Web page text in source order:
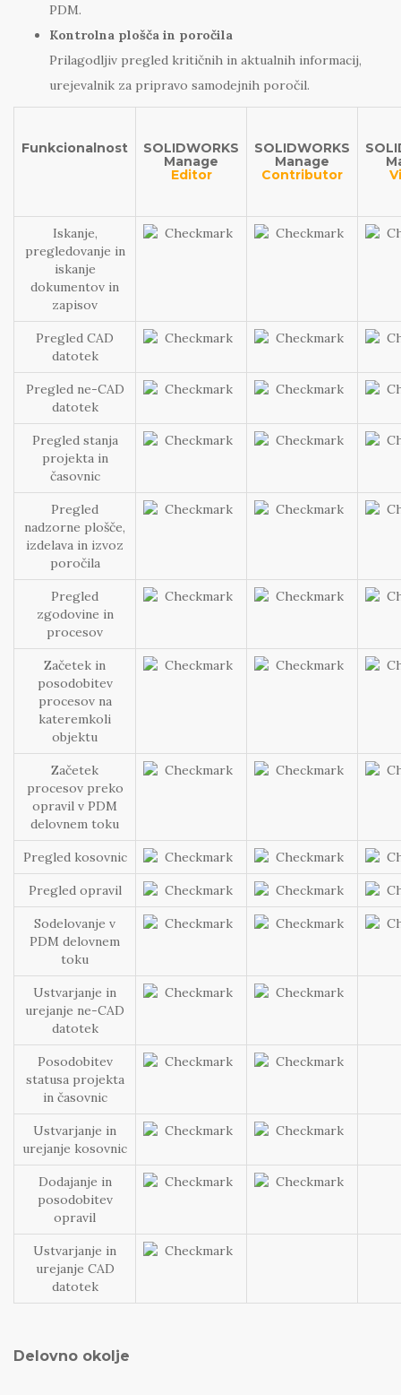
PDM.
Kontrolna plošča in poročila
Prilagodljiv pregled kritičnih in aktualnih informacij,
urejevalnik za pripravo samodejnih poročil.
Funkcionalnost
SOLIDWORKS
Manage
Editor
SOLIDWORKS
Manage
Contributor
Iskanje,
pregledovanje in
iskanje
dokumentov in
zapisov
Pregled CAD
datotek
Pregled ne-CAD
datotek
Pregled stanja
projekta in
časovnic
Pregled
nadzorne plošče,
izdelava in izvoz
poročila
Pregled
zgodovine in
procesov
Začetek in
posodobitev
procesov na
kateremkoli
objektu
Začetek
procesov preko
opravil v PDM
delovnem toku
Pregled kosovnic
Pregled opravil
Sodelovanje v
PDM delovnem
toku
Ustvarjanje in
urejanje ne-CAD
datotek
Posodobitev
statusa projekta
in časovnic
Ustvarjanje in
urejanje kosovnic
Dodajanje in
posodobitev
opravil
Ustvarjanje in
urejanje CAD
datotek
Delovno okolje